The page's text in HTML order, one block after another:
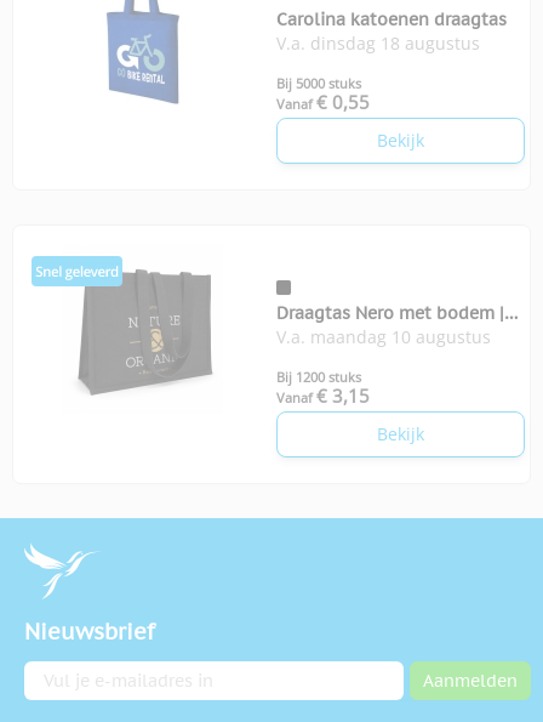
Carolina katoenen draagtas
V.a. dinsdag 18 augustus
Bij 5000 stuks
Vanaf € 0,55
Bekijk
Draagtas Nero met bodem |
350-grams
V.a. maandag 10 augustus
Bij 1200 stuks
Vanaf € 3,15
Bekijk
Nieuwsbrief
E-mailadres Aanmelden